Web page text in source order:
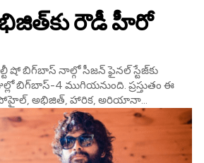
రౌడీ హీరో
షో బిగ్‌బాస్‌ నాల్గో సీజన్‌ ఫైనల్ స్టేజ్‌కు
బిగ్‌బాస్-4 ముగియనుంది. ప్రస్తుతం ఈ
అభిజిత్‌, హారిక‌, అరియానా...